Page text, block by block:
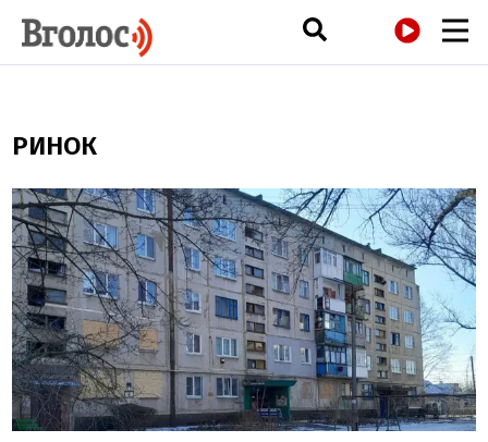
РИНОК